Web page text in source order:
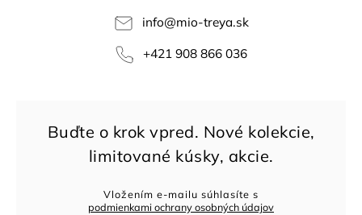
info@mio-treya.sk
+421 908 866 036
Vložením e-mailu súhlasíte s
podmienkami ochrany osobných údajov